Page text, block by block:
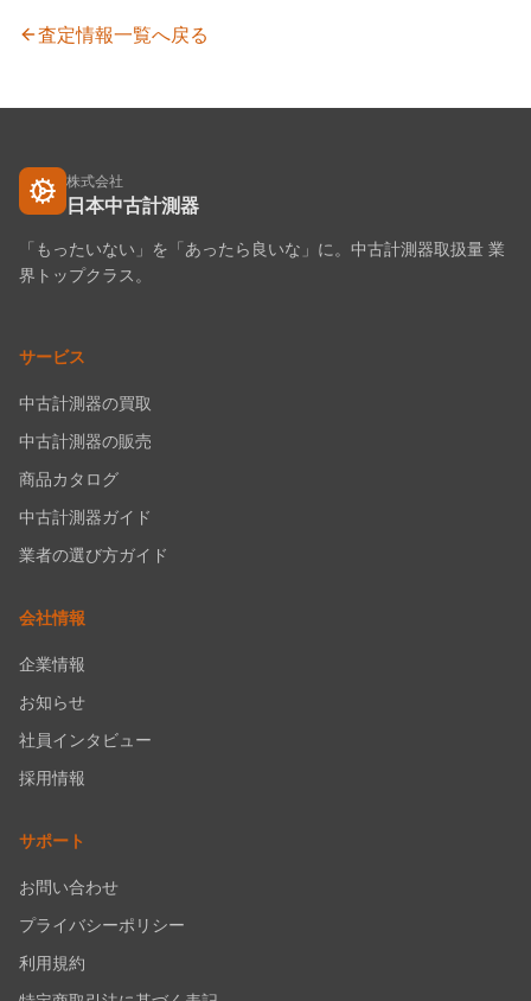
査定情報一覧へ戻る
株式会社
日本中古計測器
「もったいない」を「あったら良いな」に。中古計測器取扱量 業
界トップクラス。
サービス
中古計測器の買取
中古計測器の販売
商品カタログ
中古計測器ガイド
業者の選び方ガイド
会社情報
企業情報
お知らせ
社員インタビュー
採用情報
サポート
お問い合わせ
プライバシーポリシー
利用規約